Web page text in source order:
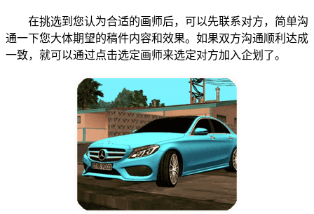
在挑选到您认为合适的画师后，可以先联系对方，简单沟
通一下您大体期望的稿件内容和效果。如果双方沟通顺利达成
一致，就可以通过点击选定画师来选定对方加入企划了。